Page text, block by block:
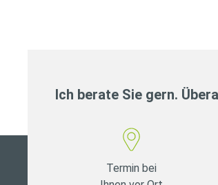
Ich berate Sie gern.
Termin bei